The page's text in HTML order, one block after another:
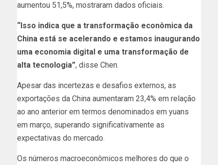
aumentou 51,5%, mostraram dados oficiais.
“Isso indica que a transformação econômica da
China está se acelerando e estamos inaugurando
uma economia digital e uma transformação de
alta tecnologia”, disse Chen.
Apesar das incertezas e desafios externos, as
exportações da China aumentaram 23,4% em relação
ao ano anterior em termos denominados em yuans
em março, superando significativamente as
expectativas do mercado.
Os números macroeconômicos melhores do que o